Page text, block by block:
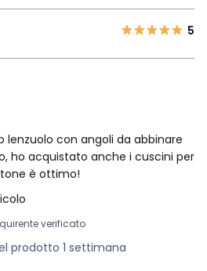
5
lenzuolo con angoli da abbinare
ho acquistato anche i cuscini per
è ottimo!
verificato
prodotto 1 settimana